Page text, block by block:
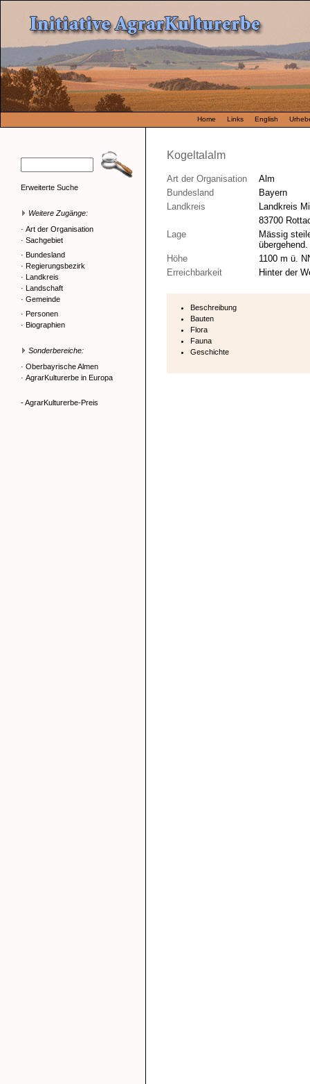
Home Links English
Erweiterte Suche
Weitere Zugänge:
· Art der Organisation
· Sachgebiet
· Bundesland
· Regierungsbezirk
· Landkreis
· Landschaft
· Gemeinde
· Personen
· Biographien
Sonderbereiche:
· Oberbayrische Almen
· AgrarKulturerbe in Europa
- AgrarKulturerbe-Preis
Kogeltalalm
Art der Organisation
Alm
Bundesland
Bayern
Landkreis
Landkreis
83700
Lage
Mässig
Höhe
1100 m ü.
Erreichbarkeit
Hinter der
Beschreibung
Bauten
Flora
Fauna
Geschichte